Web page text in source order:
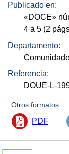
Publicado en:
«DOCE»
4 a 5 (2
Departamento:
Referencia:
DOUE-L-
Otros formatos:
PDF